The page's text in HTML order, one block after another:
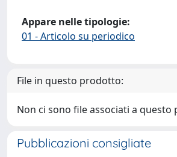
Appare nelle tipologie:
01 - Articolo su periodico
File in questo prodotto:
Non ci sono file associati a questo
Pubblicazioni consigliate